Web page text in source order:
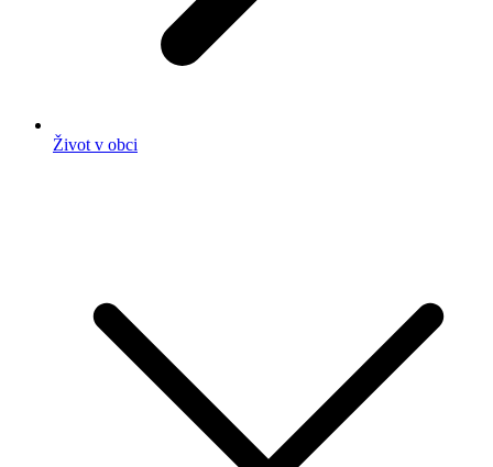
Život v obci